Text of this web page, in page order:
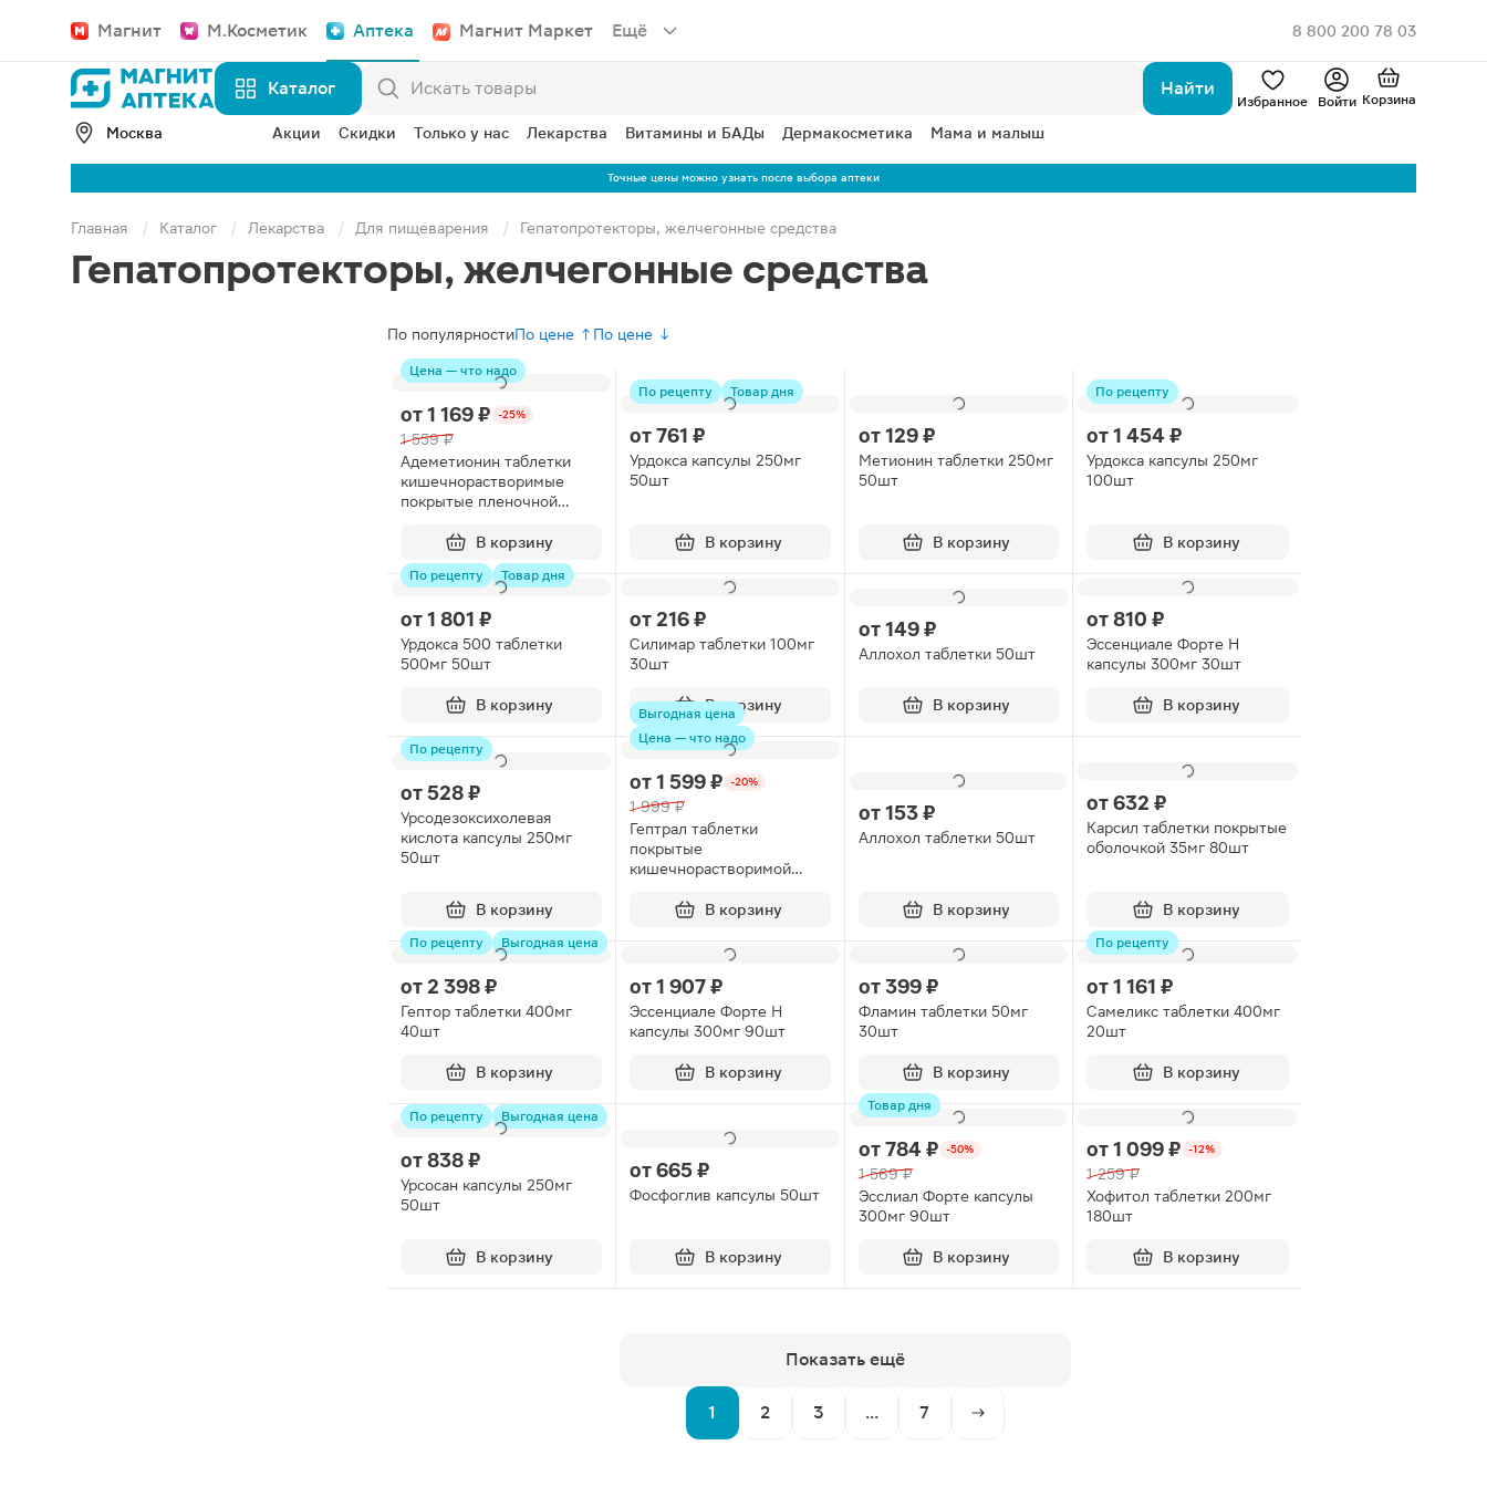
Магнит М.Косметик Аптека Магнит Маркет Ещё 8 800 200 78 03
Каталог Найти
Избранное Войти Корзина
Москва Акции Скидки Только у нас Лекарства Витамины и БАДы Дермакосметика Мама и малыш
Точные цены можно узнать после выбора аптеки
Главная Каталог Лекарства Для пищеварения Гепатопротекторы, желчегонные средства
Гепатопротекторы, желчегонные средства
По популярностиПо цене ↑ По цене ↓
Цена — что надо
от1 169 ₽ -25%
1 559 ₽
Адеметионин таблетки
кишечнорастворимые
покрытые пленочной
В корзину
По рецепту Товар дня
от761 ₽
Урдокса капсулы 250мг
50шт
В корзину
от129 ₽
Метионин таблетки 250мг
50шт
В корзину
По рецепту
от1 454 ₽
Урдокса капсулы 250мг
100шт
В корзину
По рецепту Товар дня
от1 801 ₽
Урдокса 500 таблетки
500мг 50шт
В корзину
от 216 ₽
Силимар таблетки 100мг
30шт
В корзину
от149 ₽
Аллохол таблетки 50шт
В корзину
от810 ₽
Эссенциале Форте Н
капсулы 300мг 30шт
В корзину
По рецепту
от528 ₽
Урсодезоксихолевая
кислота капсулы 250мг
50шт
В корзину
Выгодная цена
Цена — что надо
от1 599 ₽ -20%
1 999 ₽
Гептрал таблетки
покрытые
кишечнорастворимой
В корзину
от153 ₽
Аллохол таблетки 50шт
В корзину
от632 ₽
Карсил таблетки покрытые
оболочкой 35мг 80шт
В корзину
По рецепту Выгодная цена
от 2 398 ₽
Гептор таблетки 400мг
40шт
В корзину
от1 907 ₽
Эссенциале Форте Н
капсулы 300мг 90шт
В корзину
от399 ₽
Фламин таблетки 50мг
30шт
В корзину
По рецепту
от1 161 ₽
Самеликс таблетки 400мг
20шт
В корзину
По рецепту Выгодная цена
от838 ₽
Урсосан капсулы 250мг
50шт
В корзину
от665 ₽
Фосфоглив капсулы 50шт
В корзину
Товар дня
от784 ₽ -50%
1 569 ₽
Эсслиал Форте капсулы
300мг 90шт
В корзину
от1 099 ₽ -12%
1 259 ₽
Хофитол таблетки 200мг
180шт
В корзину
Показать ещё
1 2 3 ... 7